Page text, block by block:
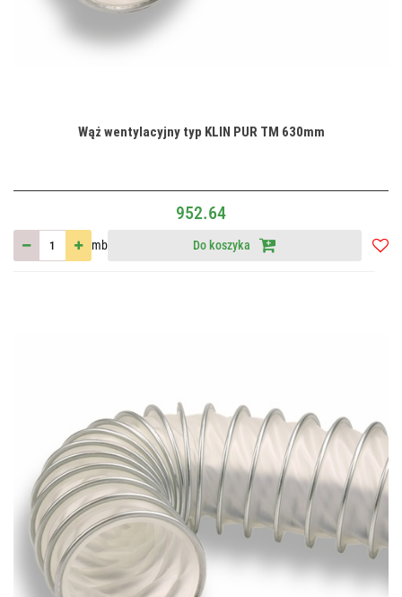
Wąż wentylacyjny typ KLIN PUR TM 630mm
952.64
mb Do koszyka